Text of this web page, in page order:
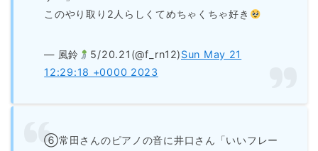
このやり取り2人らしくてめちゃくちゃ好き
— 風鈴 5/20.21(@f_rn12)Sun May 21
12:29:18 +0000 2023
⑥常田さんのピアノの音に井口さん「いいフレー